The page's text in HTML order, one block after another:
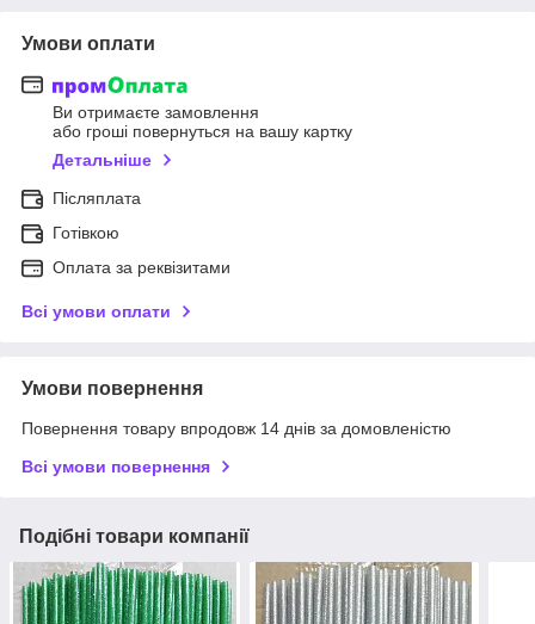
Умови оплати
Ви отримаєте замовлення
або гроші повернуться на вашу картку
Детальніше
Післяплата
Готівкою
Оплата за реквізитами
Всі умови оплати
Умови повернення
Повернення товару впродовж 14 днів за домовленістю
Всі умови повернення
Подібні товари компанії